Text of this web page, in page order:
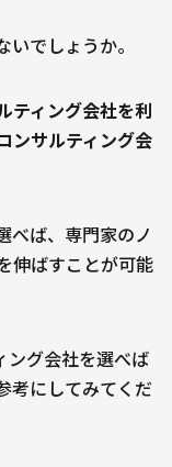
でしょうか。
ティング会社を利
ンサルティング会
べば、専門家のノ
伸ばすことが可能
ング会社を選べば
考にしてみてくだ